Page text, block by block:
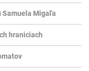
Samuela Migaľa
hraniciach